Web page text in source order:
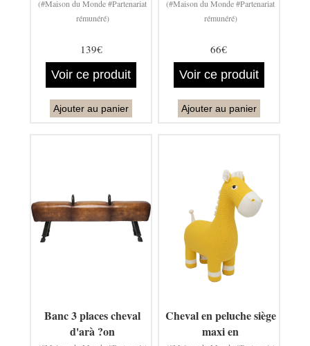
(#Maison du Monde #Partenariat
rémunéré)
139€
Voir ce produit
Ajouter au panier
(#Maison du Monde #Partenariat
rémunéré)
66€
Voir ce produit
Ajouter au panier
Banc 3 places cheval
d'arà ?on
Cheval en peluche siège
maxi en